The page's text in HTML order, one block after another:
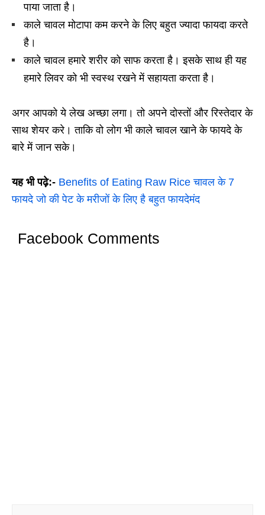
पाया जाता है।
काले चावल मोटापा कम करने के लिए बहुत ज्यादा फायदा करते
है ।
काले चावल हमारे शरीर को साफ करता है । इसके साथ ही यह
हमारे लिवर को भी स्वस्थ रखने में सहायता करता है ।
अगर आपको ये लेख अच्छा लगा। तो अपने दोस्तों और रिस्तेदार के
साथ शेयर करे। ताकि वो लोग भी काले चावल खाने के फायदे के
बारे में जान सके।
यह भी पढ़े:- Benefits of Eating Raw Rice चावल के 7
फायदे जो की पेट के मरीजों के लिए है बहुत फायदेमंद
Facebook Comments